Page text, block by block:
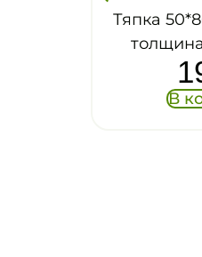
50*80 мм, металл
толщина 1,5 мм, б/ч